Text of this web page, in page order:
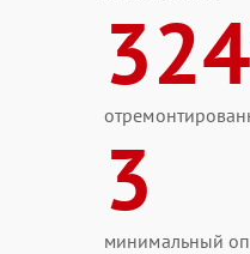
3
минимальный